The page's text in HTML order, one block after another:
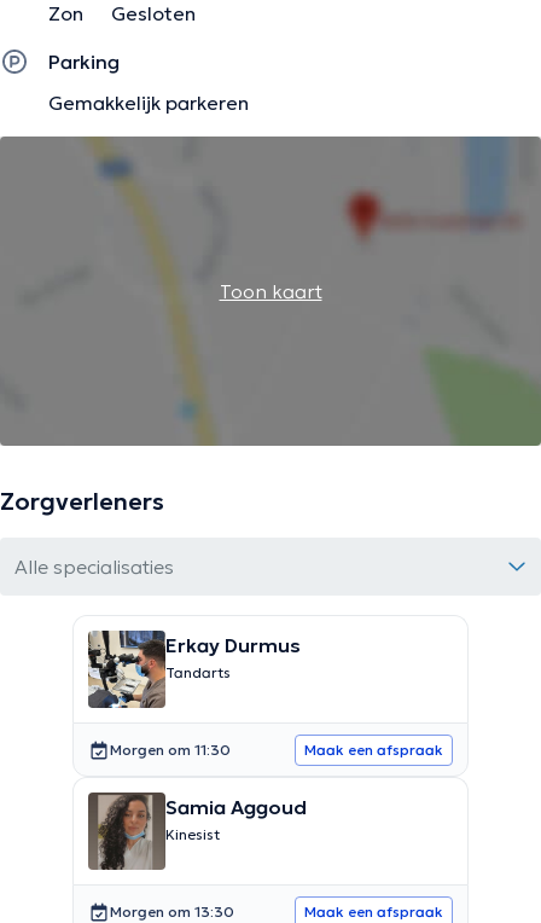
Zon
Gesloten
Parking
Gemakkelijk parkeren
Toon kaart
Zorgverleners
Alle specialisaties
Erkay Durmus
Tandarts
Morgen om 11:30 Maak een afspraak
Samia Aggoud
Kinesist
Morgen om 13:30 Maak een afspraak